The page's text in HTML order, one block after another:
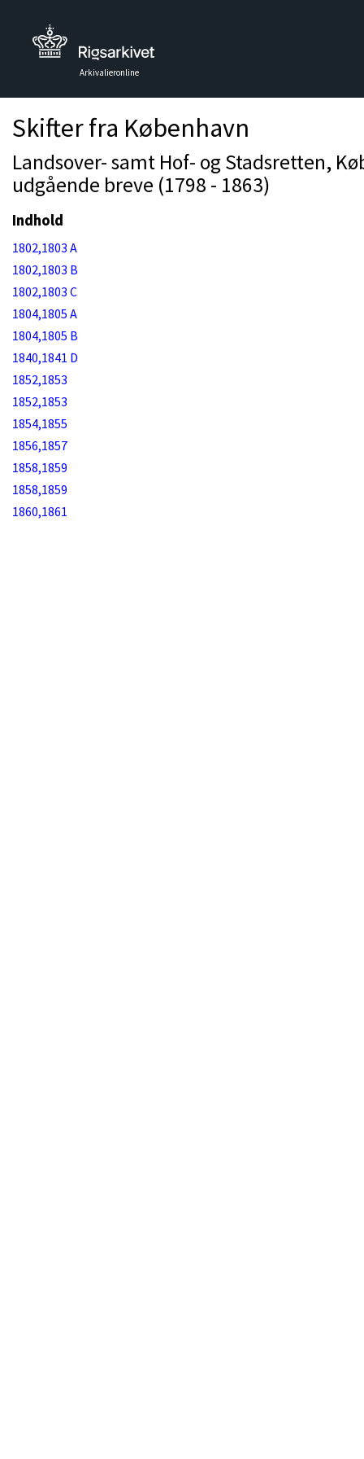
Arkivalieronline
Skifter fra København
Landsover- samt Hof- og Stadsretten,
udgående breve (1798 - 1863)
Indhold
1802,1803 A
1802,1803 B
1802,1803 C
1804,1805 A
1804,1805 B
1840,1841 D
1852,1853
1852,1853
1854,1855
1856,1857
1858,1859
1858,1859
1860,1861